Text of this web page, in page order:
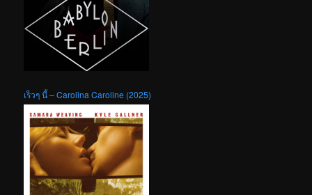
เร็วๆ นี้ – Carolina Caroline (2025)